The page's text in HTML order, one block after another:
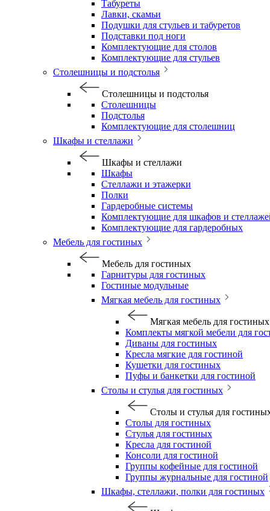
Табуреты
Лавки, скамьи
Подушки для стульев и табуретов
Подставки под ноги
Комплектующие для столов
Комплектующие для стульев
Столешницы и подстолья
Столешницы и подстолья
Столешницы
Подстолья
Комплектующие для столешниц
Шкафы и стеллажи
Шкафы и стеллажи
Шкафы
Стеллажи и этажерки
Полки
Гардеробные системы
Комплектующие для шкафов и
Комплектующие для гардеробных
Мебель для гостиных
Мебель для гостиных
Гарнитуры для гостиных
Гостиные модульные
Мягкая мебель для гостиных
Мягкая мебель для гостиных
Комплекты мягкой мебели для
Диваны для гостиных
Кресла мягкие для гостиной
Кушетки для гостиных
Пуфы и банкетки для гостиной
Столы и стулья для гостиных
Столы и стулья для
Столы для гостиных
Стулья для гостиных
Кресла для гостиной
Консоли для гостиной
Группы кофейные для гостиной
Группы журнальные для гостиной
Шкафы, стеллажи, полки для гостиных